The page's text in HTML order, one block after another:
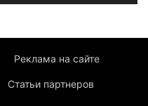
Реклама на сайте
Статьи партнеров